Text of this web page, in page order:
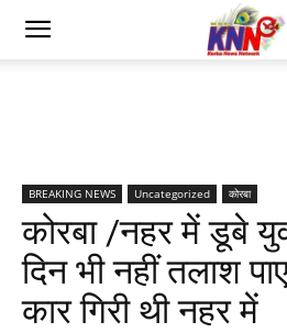
BREAKING NEWS Uncategorized कोरबा
कोरबा /नहर में डूबे
दिन भी नहीं तलाश
कार गिरी थी नहर में